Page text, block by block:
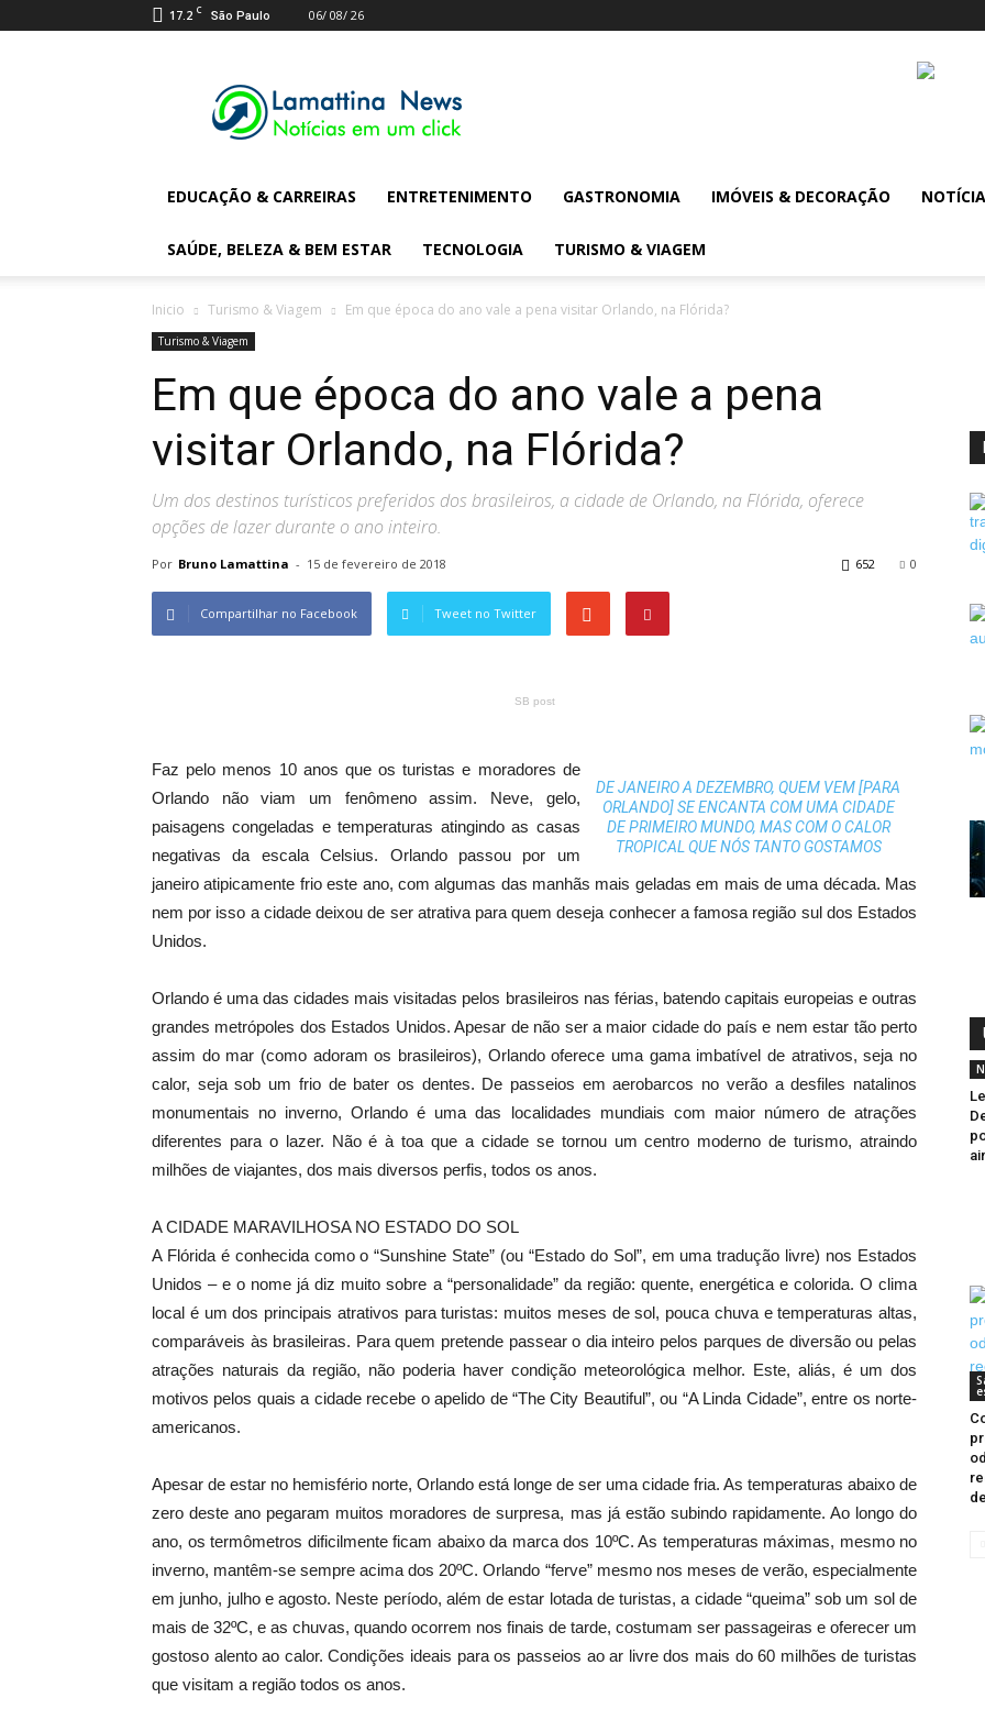
17.2 C São Paulo 06/ 08/ 26
Digital
News
EDUCAÇÃO & CARREIRAS ENTRETENIMENTO GASTRONOMIA IMÓVEIS & DECORAÇÃO
SAÚDE, BELEZA & BEM ESTAR TECNOLOGIA TURISMO & VIAGEM
Inicio Turismo & Viagem Em que época do ano vale a pena visitar Orlando, na Flórida?
Turismo & Viagem
Em que época do ano vale a pena
visitar Orlando, na Flórida?
Um dos destinos turísticos preferidos dos brasileiros, a cidade de Orlando, na Flórida, oferece
opções de lazer durante o ano inteiro.
Por Bruno Lamattina - 15 de fevereiro de 2018 0
652
Compartilhar no Facebook Tweet no Twitter
SB post
DE JANEIRO A DEZEMBRO, QUEM VEM [PARA
ORLANDO] SE ENCANTA COM UMA CIDADE
DE PRIMEIRO MUNDO, MAS COM O CALOR
TROPICAL QUE NÓS TANTO GOSTAMOS
Faz pelo menos 10 anos que os turistas e moradores de
Orlando não viam um fenômeno assim. Neve, gelo,
paisagens congeladas e temperaturas atingindo as casas
negativas da escala Celsius. Orlando passou por um
janeiro atipicamente frio este ano, com algumas das manhãs mais geladas em mais de uma década. Mas
nem por isso a cidade deixou de ser atrativa para quem deseja conhecer a famosa região sul dos Estados
Unidos.
Orlando é uma das cidades mais visitadas pelos brasileiros nas férias, batendo capitais europeias e outras
grandes metrópoles dos Estados Unidos. Apesar de não ser a maior cidade do país e nem estar tão perto
assim do mar (como adoram os brasileiros), Orlando oferece uma gama imbatível de atrativos, seja no
calor, seja sob um frio de bater os dentes. De passeios em aerobarcos no verão a desfiles natalinos
monumentais no inverno, Orlando é uma das localidades mundiais com maior número de atrações
diferentes para o lazer. Não é à toa que a cidade se tornou um centro moderno de turismo, atraindo
milhões de viajantes, dos mais diversos perfis, todos os anos.
A CIDADE MARAVILHOSA NO ESTADO DO SOL
A Flórida é conhecida como o “Sunshine State” (ou “Estado do Sol”, em uma tradução livre) nos Estados
Unidos – e o nome já diz muito sobre a “personalidade” da região: quente, energética e colorida. O clima
local é um dos principais atrativos para turistas: muitos meses de sol, pouca chuva e temperaturas altas,
comparáveis às brasileiras. Para quem pretende passear o dia inteiro pelos parques de diversão ou pelas
atrações naturais da região, não poderia haver condição meteorológica melhor. Este, aliás, é um dos
motivos pelos quais a cidade recebe o apelido de “The City Beautiful”, ou “A Linda Cidade”, entre os norte-
americanos.
Apesar de estar no hemisfério norte, Orlando está longe de ser uma cidade fria. As temperaturas abaixo de
zero deste ano pegaram muitos moradores de surpresa, mas já estão subindo rapidamente. Ao longo do
ano, os termômetros dificilmente ficam abaixo da marca dos 10ºC. As temperaturas máximas, mesmo no
inverno, mantêm-se sempre acima dos 20ºC. Orlando “ferve” mesmo nos meses de verão, especialmente
em junho, julho e agosto. Neste período, além de estar lotada de turistas, a cidade “queima” sob um sol de
mais de 32ºC, e as chuvas, quando ocorrem nos finais de tarde, costumam ser passageiras e oferecer um
gostoso alento ao calor. Condições ideais para os passeios ao ar livre dos mais do 60 milhões de turistas
que visitam a região todos os anos.